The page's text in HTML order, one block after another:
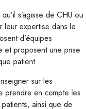
s’agisse de CHU ou
leur expertise dans le
d’équipes
et proposent une prise
patient.
sur les
prendre en compte les
ainsi que de